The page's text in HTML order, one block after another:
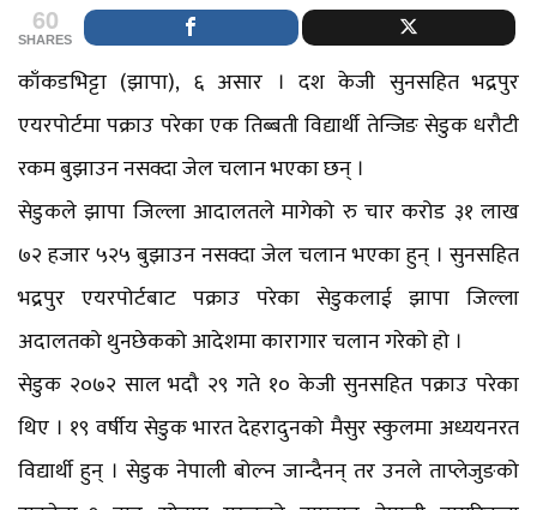
60
SHARES
काँकडभिट्टा (झापा), ६ असार । दश केजी सुनसहित भद्रपुर
एयरपोर्टमा पक्राउ परेका एक तिब्बती विद्यार्थी तेन्जिङ सेडुक धरौटी
रकम बुझाउन नसक्दा जेल चलान भएका छन् ।
सेडुकले झापा जिल्ला आदालतले मागेको रु चार करोड ३१ लाख
७२ हजार ५२५ बुझाउन नसक्दा जेल चलान भएका हुन् । सुनसहित
भद्रपुर एयरपोर्टबाट पक्राउ परेका सेडुकलाई झापा जिल्ला
अदालतको थुनछेकको आदेशमा कारागार चलान गरेको हो ।
सेडुक २०७२ साल भदौ २९ गते १० केजी सुनसहित पक्राउ परेका
थिए । १९ वर्षीय सेडुक भारत देहरादुनको मैसुर स्कुलमा अध्ययनरत
विद्यार्थी हुन् । सेडुक नेपाली बोल्न जान्दैनन् तर उनले ताप्लेजुङको